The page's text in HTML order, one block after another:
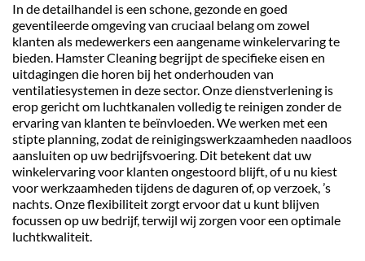
In de detailhandel is een schone, gezonde en goed
geventileerde omgeving van cruciaal belang om zowel
klanten als medewerkers een aangename winkelervaring te
bieden. Hamster Cleaning begrijpt de specifieke eisen en
uitdagingen die horen bij het onderhouden van
ventilatiesystemen in deze sector. Onze dienstverlening is
erop gericht om luchtkanalen volledig te reinigen zonder de
ervaring van klanten te beïnvloeden. We werken met een
stipte planning, zodat de reinigingswerkzaamheden naadloos
aansluiten op uw bedrijfsvoering. Dit betekent dat uw
winkelervaring voor klanten ongestoord blijft, of u nu kiest
voor werkzaamheden tijdens de daguren of, op verzoek, ’s
nachts. Onze flexibiliteit zorgt ervoor dat u kunt blijven
focussen op uw bedrijf, terwijl wij zorgen voor een optimale
luchtkwaliteit.